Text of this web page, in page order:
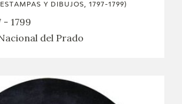
Y DIBUJOS, 1797-1799)
- 1799
del Prado